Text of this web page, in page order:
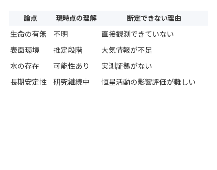
論点 現時点の理解 断定できない理由
生命の有無 不明
直接観測できていない
表面環境
推定段階
大気情報が不足
水の存在
可能性あり
実測証拠がない
長期安定性
研究継続中 恒星活動の影響評価が難しい